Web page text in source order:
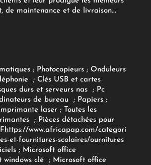
de maintenance et de livraison...
; Photocopieurs; Onduleurs
; Clés USB et cartes
durs et serveurs nas ; Pc
de bureau ; Papiers;
laser; Toutes les
; Pièces détachées pour
Fhttps://www.africapap.com/categori
et-fournitures-scolaires/ournitures
; Microsoft office
windows clé; Microsoft office